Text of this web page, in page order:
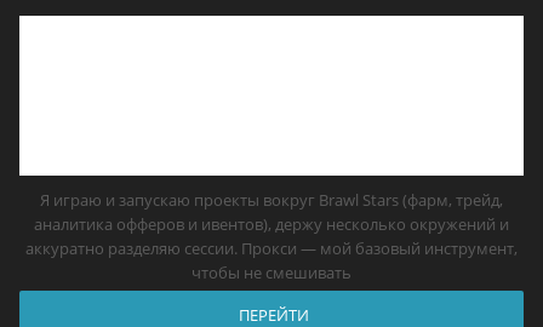
Я играю и запускаю проекты вокруг Brawl Stars (фарм, трейд,
аналитика офферов и ивентов), держу несколько окружений и
аккуратно разделяю сессии. Прокси — мой базовый инструмент,
чтобы не смешивать
ПЕРЕЙТИ